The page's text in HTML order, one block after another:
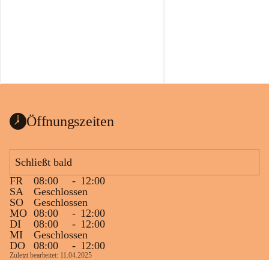
Öffnungszeiten
Schließt bald
FR
08:00 - 12:00
SA
Geschlossen
SO
Geschlossen
MO 08:00 - 12:00
DI
08:00 - 12:00
MI
Geschlossen
DO
08:00 - 12:00
Zuletzt bearbeitet: 11.04.2025